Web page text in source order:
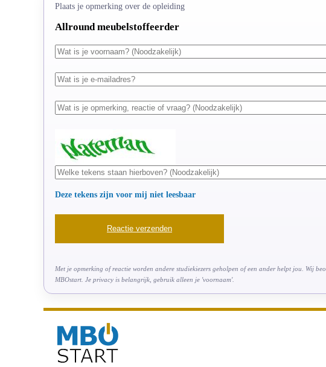
Plaats je opmerking over de opleiding
Allround meubelstoffeerder
Deze tekens zijn voor mij niet leesbaar
Met je opmerking of reactie worden andere studiekiezers geholpen of een ander helpt jou. Wij
MBOstart. Je privacy is belangrijk, gebruik alleen je 'voornaam'.